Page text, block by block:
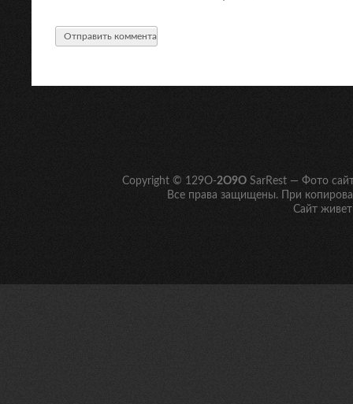
Copyright © 129O-2O9O SarRest — Фото
Все права защищены. При
Сайт живет